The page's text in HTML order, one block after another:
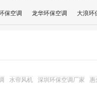
保空调 龙华环保空调 大浪环
水帘风机 深圳环保空调厂家 惠